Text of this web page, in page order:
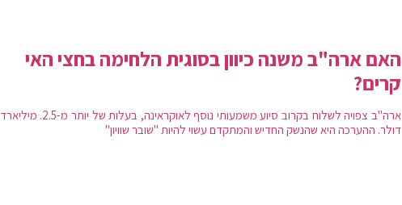
האם ארה"ב משנה כיוון בסוגית הלחימה בחצי האי
קרים?
ארה"ב צפויה לשלוח בקרוב סיוע משמעותי נוסף לאוקראינה, בעלות של יותר מ-2.5. מיליארד
דולר. ההערכה היא שהנשק החדיש והמתקדם עשוי להיות "שובר שוויון"